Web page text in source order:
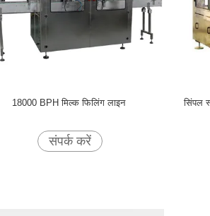
18000 BPH मिल्क फिलिंग लाइन
संपर्क करें
सिंपल